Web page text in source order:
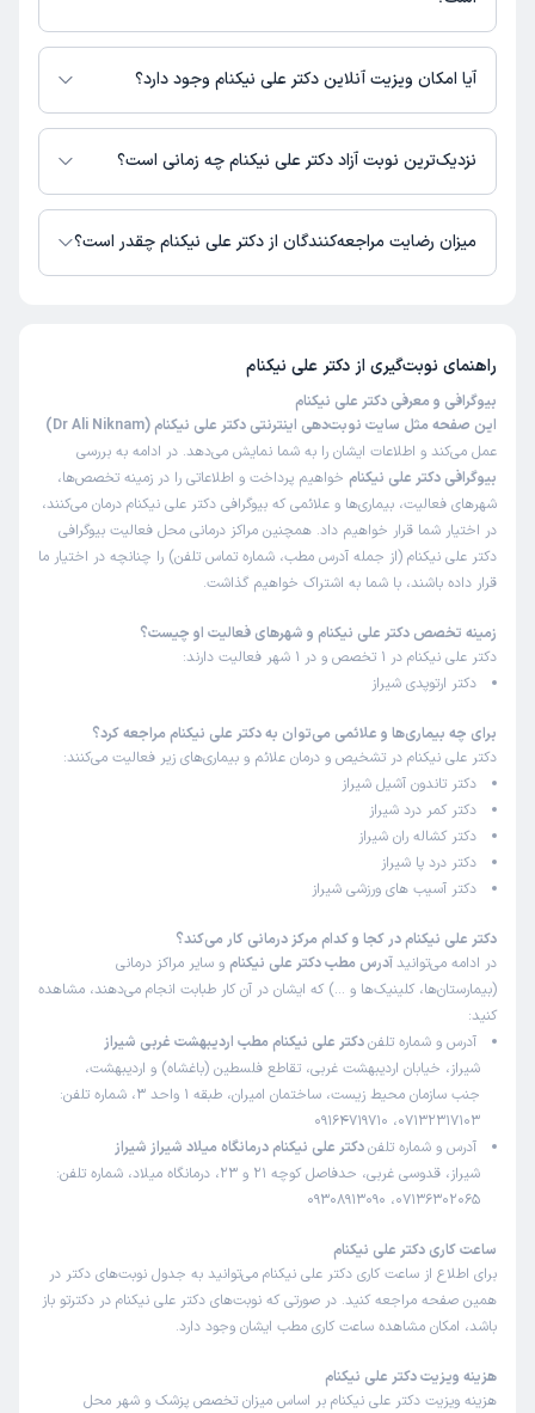
زمان انتظار:45-90 دقیقه
عدم رضایت
علت مراجعه: پادرد شدید (پای راست)
کاربر دکترتو
نوبت مطب از دکترتو
1405/05/05
این پزشک را پیشنهاد نمیکنم
عدم رضایت
علت مراجعه: دفورمیتی‌های مادرزادی مانند پاچنبری (کلاب فوت)
لیلا
1405/05/05
این پزشک را پیشنهاد میکنم
زمان انتظار: 45-90 دقیقه
برای بیمار وقت میذارن و توضیحات بیمار را به دقت گوش
میکنن عالی هستن و محیط خوب و منشی ها هم خوب هستن
امین
این پزشک را پیشنهاد نمیکنم
زمان انتظار:
بیش از 90 دقیقه
عدم رضایت
علت مراجعه: آسیب‌های ورزشی در نوجوانان
مهدی
نوبت مطب از دکترتو
(
1405/04/31
این پزشک را پیشنهاد میکنم
زمان انتظار:15-45 دقیقه
دکتر عالی با انصاف منشی خوب فضا کم جا و گرم
سمیه
نوبت مطب از دکترتو
این پزشک را پیشنهاد میکنم
زمان انتظار:0-15 دقیقه
دکتر علی نیکنام در مراکز زیر فعالیت دارد:
درمانگاه میلاد شیراز
آیا امکان ویزیت آنلاین دکتر علی نیکنام وجود دارد؟
در حال حاضر اطلاعاتی درباره ارائه ویزیت آنلاین توسط دکتر علی نیکنام در
دسترس نیست. برای دریافت اطلاعات دقیق‌تر، لطفاً با مطب تماس بگیرید.
نزدیک‌ترین نوبت آزاد دکتر علی نیکنام چه زمانی است؟
دکتر علی نیکنام از روز یکشنبه 18 مرداد 1405 بیمار جدید می‌پذیرند.
میزان رضایت مراجعه‌کنندگان از دکتر علی نیکنام چقدر است؟
راهنمای نوبت‌گیری از دکتر علی نیکنام
بیوگرافی و معرفی دکتر علی نیکنام
این صفحه مثل سایت نوبت‌دهی اینترنتی دکتر علی نیکنام (Dr Ali Niknam)
عمل می‌کند و اطلاعات ایشان را به شما نمایش می‌دهد. در ادامه به بررسی
بیوگرافی دکتر علی نیکنام خواهیم پرداخت و اطلاعاتی را در زمینه تخصص‌ها،
شهرهای فعالیت، بیماری‌ها و علائمی که بیوگرافی دکتر علی نیکنام درمان می‌کنند،
در اختیار شما قرار خواهیم داد. همچنین مراکز درمانی محل فعالیت بیوگرافی
دکتر علی نیکنام (از جمله آدرس مطب، شماره تماس تلفن) را چنانچه در اختیار ما
قرار داده باشند، با شما به اشتراک خواهیم گذاشت.
زمینه تخصص دکتر علی نیکنام و شهرهای فعالیت او چیست؟
دکتر علی نیکنام در 1 تخصص و در 1 شهر فعالیت دارند:
دکتر ارتوپدی شیراز
برای چه بیماری‌ها و علائمی می‌توان به دکتر علی نیکنام مراجعه کرد؟
دکتر علی نیکنام در تشخیص و درمان علائم و بیماری‌های زیر فعالیت می‌کنند:
دکتر تاندون آشیل شیراز
دکتر کمر درد شیراز
دکتر کشاله ران شیراز
دکتر درد پا شیراز
دکتر آسیب های ورزشی شیراز
دکتر علی نیکنام در کجا و کدام مرکز درمانی کار می‌کند؟
در ادامه می‌توانید آدرس مطب دکتر علی نیکنام و سایر مراکز درمانی
(بیمارستان‌ها، کلینیک‌ها و …) که ایشان در آن کار طبابت انجام می‌دهند، مشاهده
کنید:
آدرس و شماره تلفندکتر علی نیکنام مطب اردیبهشت غربی شیراز
شیراز، خیابان اردیبهشت غربی، تقاطع فلسطین (باغشاه) و اردیبهشت،
جنب سازمان محیط زیست، ساختمان امیران، طبقه 1 واحد 3، شماره تلفن:
07132317103، 09164719710
آدرس و شماره تلفندکتر علی نیکنام درمانگاه میلاد شیراز شیراز
شیراز، قدوسی غربی، حدفاصل کوچه 21 و 23، درمانگاه میلاد، شماره تلفن:
07136302065، 09308913090
ساعت کاری دکتر علی نیکنام
برای اطلاع از ساعت کاری دکتر علی نیکنام می‌توانید به جدول نوبت‌های دکتر در
همین صفحه مراجعه کنید. در صورتی که نوبت‌های دکتر علی نیکنام در دکترتو باز
باشد، امکان مشاهده ساعت کاری مطب ایشان وجود دارد.
هزینه ویزیت دکتر علی نیکنام
هزینه ویزیت دکتر علی نیکنام بر اساس میزان تخصص پزشک و شهر محل